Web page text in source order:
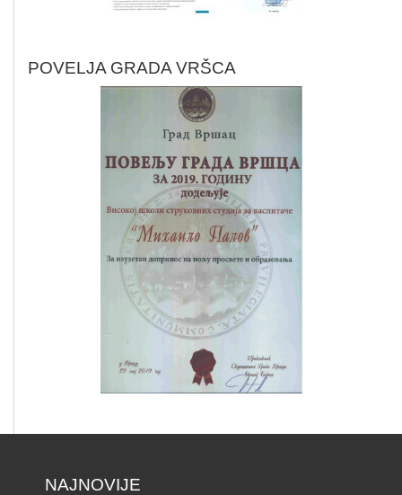
POVELJA GRADA VRŠCA
NAJNOVIJE